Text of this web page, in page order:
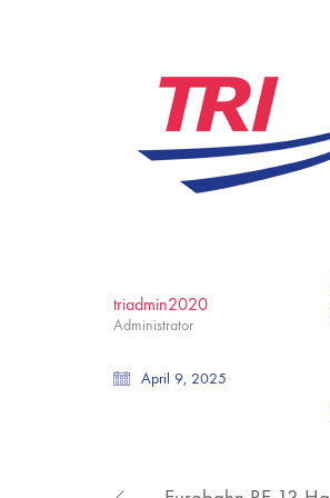
triadmin2020
Administrator
April 9, 2025